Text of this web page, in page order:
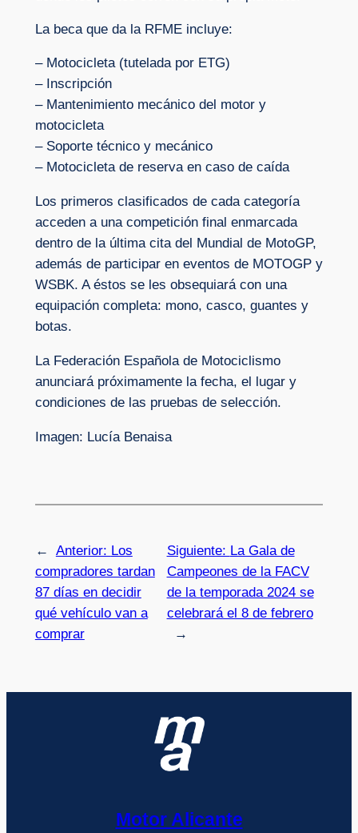
La beca que da la RFME incluye:
– Motocicleta (tutelada por ETG)
– Inscripción
– Mantenimiento mecánico del motor y
motocicleta
– Soporte técnico y mecánico
– Motocicleta de reserva en caso de caída
Los primeros clasificados de cada categoría
acceden a una competición final enmarcada
dentro de la última cita del Mundial de MotoGP,
además de participar en eventos de MOTOGP y
WSBK. A éstos se les obsequiará con una
equipación completa: mono, casco, guantes y
botas.
La Federación Española de Motociclismo
anunciará próximamente la fecha, el lugar y
condiciones de las pruebas de selección.
Imagen: Lucía Benaisa
← Anterior: Los
compradores tardan
87 días en decidir
qué vehículo van a
comprar
Siguiente: La Gala de
Campeones de la FACV
de la temporada 2024 se
celebrará el 8 de febrero
→
Motor Alicante